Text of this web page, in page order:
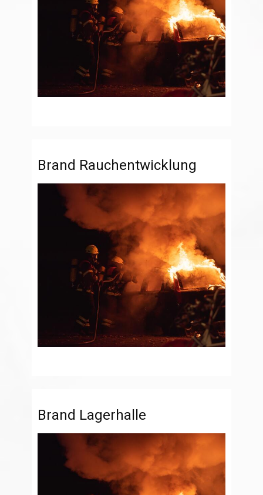
Brand Rauchentwicklung
Brand Lagerhalle